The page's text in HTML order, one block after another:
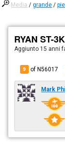
Media /grande /
RYAN ST-
Aggiunto 15 anni
9 of N56017
Mark